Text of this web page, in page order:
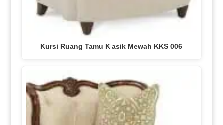
Kursi Ruang Tamu Klasik Mewah KKS 006